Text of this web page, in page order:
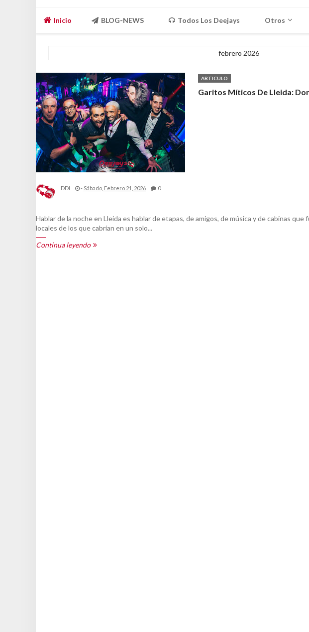
Inicio BLOG-NEWS Todos Los Deejays Otros
febrero 2026
ARTICULO
Garitos Míticos De Lleida:
DDL - Sábado, Febrero 21, 2026 0
Hablar de la noche en Lleida es hablar de etapas, de amigos, de música y de cabinas
locales de los que cabrían en un solo...
Continua leyendo